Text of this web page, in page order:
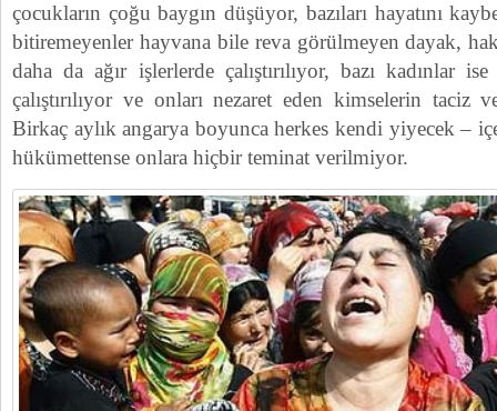
çocukların çoğu baygın düşüyor, bazıları hayatını
bitiremeyenler hayvana bile reva görülmeyen dayak,
daha da ağır işlerlerde çalıştırılıyor, bazı kadınlar
çalıştırılıyor ve onları nezaret eden kimselerin taciz
Birkaç aylık angarya boyunca herkes kendi yiyecek –
hükümettense onlara hiçbir teminat verilmiyor.